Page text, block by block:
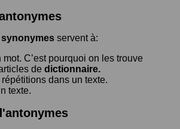
synonymes servent à:
mot. C’est pourquoi on les trouve
de dictionnaire.
dans un texte.
texte.